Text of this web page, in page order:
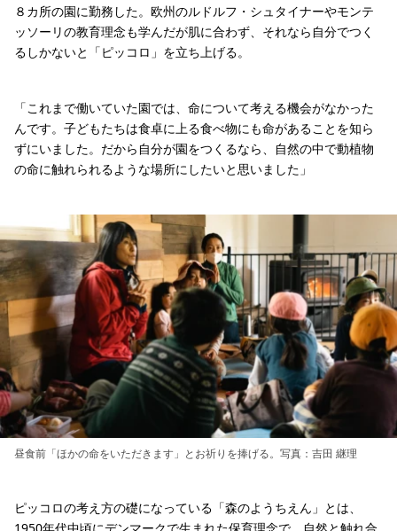
８カ所の園に勤務した。欧州のルドルフ・シュタイナーやモンテ
ッソーリの教育理念も学んだが肌に合わず、それなら自分でつく
るしかないと「ピッコロ」を立ち上げる。
「これまで働いていた園では、命について考える機会がなかった
んです。子どもたちは食卓に上る食べ物にも命があることを知ら
ずにいました。だから自分が園をつくるなら、自然の中で動植物
の命に触れられるような場所にしたいと思いました」
昼食前「ほかの命をいただきます」とお祈りを捧げる。写真：吉田 継理
ピッコロの考え方の礎になっている「森のようちえん」とは、
1950年代中頃にデンマークで生まれた保育理念で、自然と触れ合